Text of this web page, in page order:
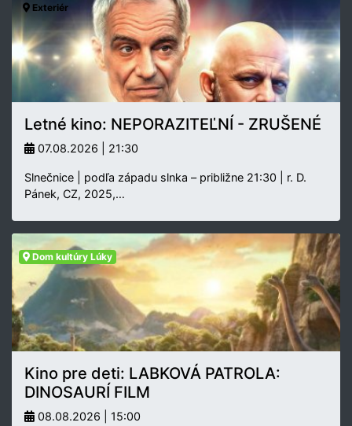
Exteriér
Letné kino: NEPORAZITEĽNÍ - ZRUŠENÉ
07.08.2026 | 21:30
Slnečnice | podľa západu slnka – približne 21:30 | r. D.
Pánek, CZ, 2025,…
Dom kultúry Lúky
Kino pre deti: LABKOVÁ PATROLA:
DINOSAURÍ FILM
08.08.2026 | 15:00